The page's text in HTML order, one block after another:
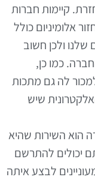
קיימות חברות
אלומיניום כולל
שלנו ולכן חשוב
כמו כן,
לה גם מתכות
שיש
הוא השירות שהיא
יכולים להתרשם
לבצע איתה